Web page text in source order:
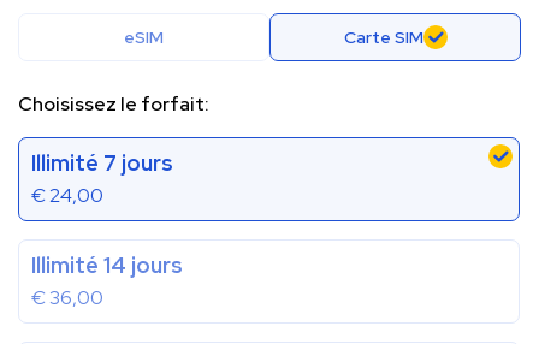
eSIM Carte SIM
Choisissez le forfait:
Illimité 7 jours
€24,00
Illimité 14 jours
€36,00